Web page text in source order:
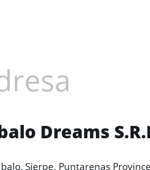
Dreams
Sierpe, Puntarenas